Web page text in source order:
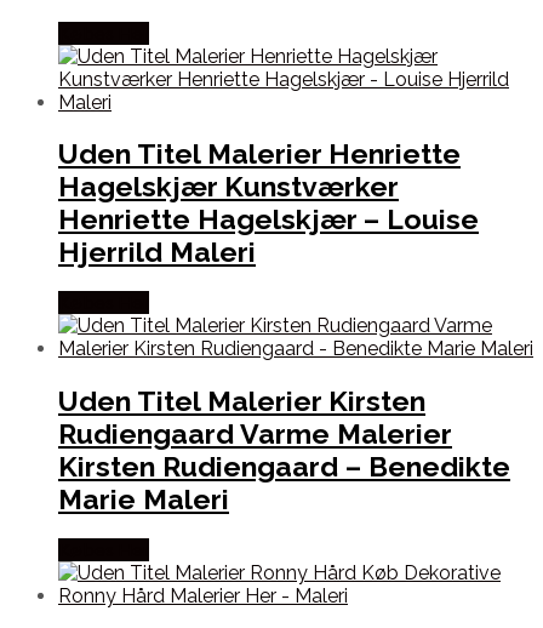
Uden Titel Malerier Henriette
Hagelskjær Kunstværker
Henriette Hagelskjær – Louise
Hjerrild Maleri
Uden Titel Malerier Kirsten
Rudiengaard Varme Malerier
Kirsten Rudiengaard – Benedikte
Marie Maleri